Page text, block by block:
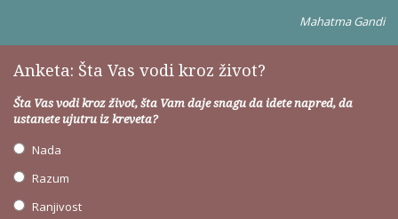
Mahatma Gandi
Anketa: Šta Vas vodi kroz život?
Šta Vas vodi kroz život, šta Vam daje snagu da idete napred, da
ustanete ujutru iz kreveta?
Nada
Razum
Ranjivost